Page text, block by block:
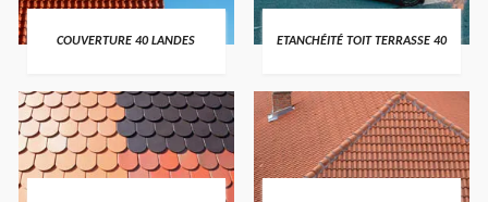
COUVERTURE 40 LANDES ETANCHÉITÉ TOIT TERRASSE 40